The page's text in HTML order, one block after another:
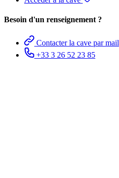
Besoin d'un renseignement ?
Contacter la cave par mail
+33 3 26 52 23 85